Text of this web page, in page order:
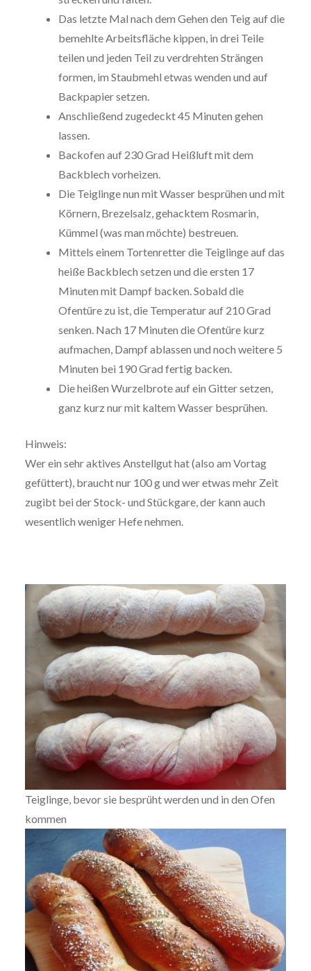
Das letzte Mal nach dem Gehen den Teig auf die
bemehlte Arbeitsfläche kippen, in drei Teile
teilen und jeden Teil zu verdrehten Strängen
formen, im Staubmehl etwas wenden und auf
Backpapier setzen.
Anschließend zugedeckt 45 Minuten gehen
lassen.
Backofen auf 230 Grad Heißluft mit dem
Backblech vorheizen.
Die Teiglinge nun mit Wasser besprühen und mit
Körnern, Brezelsalz, gehacktem Rosmarin,
Kümmel (was man möchte) bestreuen.
Mittels einem Tortenretter die Teiglinge auf das
heiße Backblech setzen und die ersten 17
Minuten mit Dampf backen. Sobald die
Ofentüre zu ist, die Temperatur auf 210 Grad
senken. Nach 17 Minuten die Ofentüre kurz
aufmachen, Dampf ablassen und noch weitere 5
Minuten bei 190 Grad fertig backen.
Die heißen Wurzelbrote auf ein Gitter setzen,
ganz kurz nur mit kaltem Wasser besprühen.
Hinweis:
Wer ein sehr aktives Anstellgut hat (also am Vortag
gefüttert), braucht nur 100 g und wer etwas mehr Zeit
zugibt bei der Stock- und Stückgare, der kann auch
wesentlich weniger Hefe nehmen.
Teiglinge, bevor sie besprüht werden und in den Ofen
kommen